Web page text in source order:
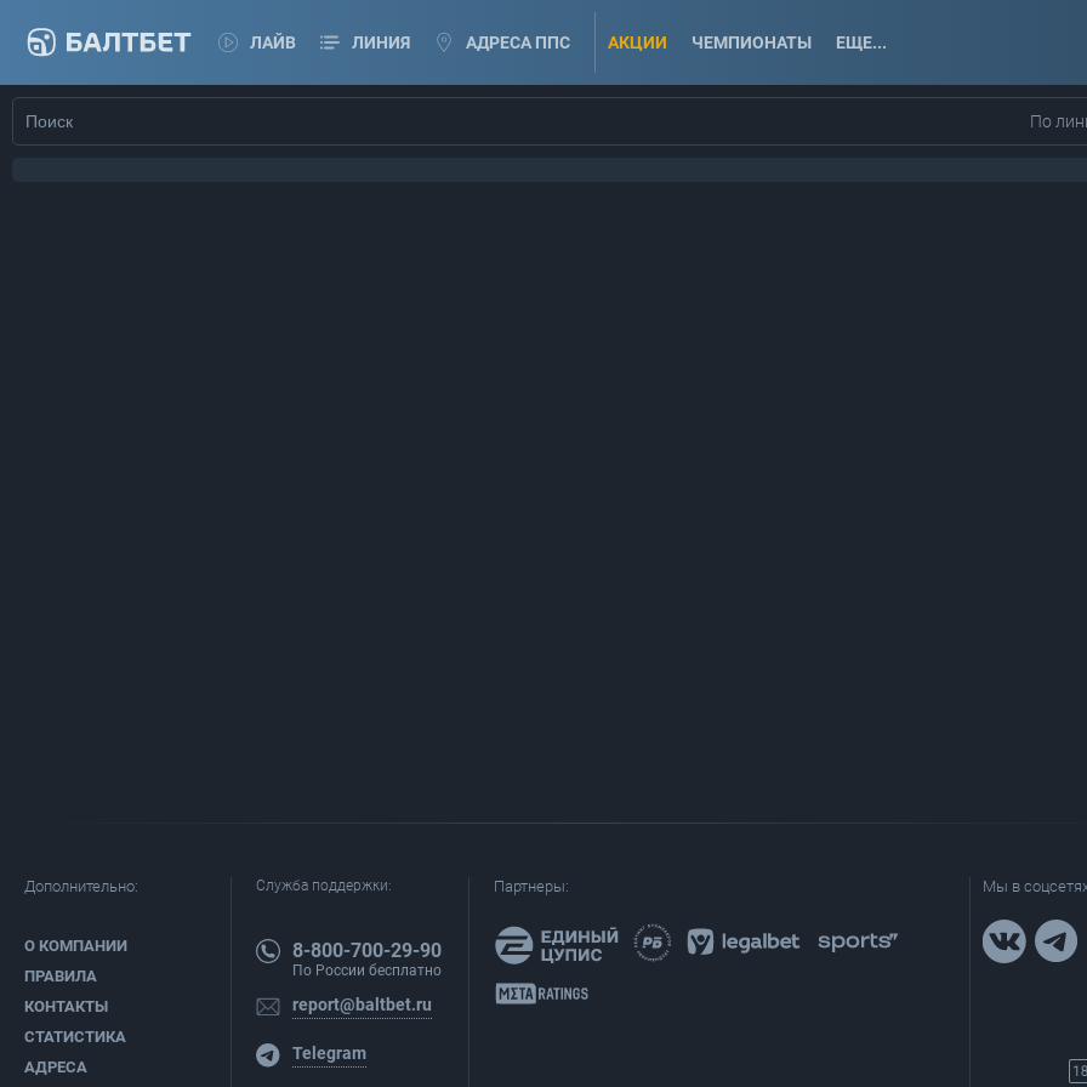
ЛАЙВ ЛИНИЯ АДРЕСА ППС АКЦИИ ЧЕМПИОНАТЫ ЕЩЕ...
По
Дополнительно:
О КОМПАНИИ
ПРАВИЛА
КОНТАКТЫ
СТАТИСТИКА
АДРЕСА
Служба поддержки:
8-800-700-29-90
По России бесплатно
report@baltbet.ru
Telegram
Партнеры: Мы в